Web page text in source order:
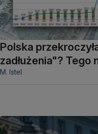
Polska
zadłużenia"? Tego
M. Istel